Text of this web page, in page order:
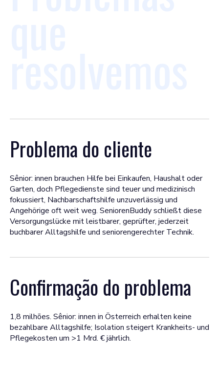
Problema do cliente
Sênior: innen brauchen Hilfe bei Einkaufen, Haushalt oder
Garten, doch Pflegedienste sind teuer und medizinisch
fokussiert, Nachbarschaftshilfe unzuverlässig und
Angehörige oft weit weg. SeniorenBuddy schließt diese
Versorgungslücke mit leistbarer, geprüfter, jederzeit
buchbarer Alltagshilfe und seniorengerechter Technik.
Confirmação do problema
1,8 milhões. Sênior: innen in Österreich erhalten keine
bezahlbare Alltagshilfe; Isolation steigert Krankheits- und
Pflegekosten um >1 Mrd. € jährlich.